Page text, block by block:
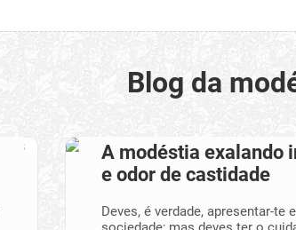
Blog da
A modéstia exalando
e odor de castidade
Deves, é verdade, apresentar-te